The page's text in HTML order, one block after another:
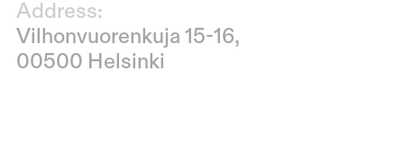
Address:
Vilhonvuorenkuja 15-16,
00500 Helsinki